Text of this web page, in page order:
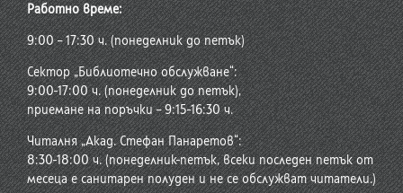
Работно време:
9:00 – 17:30 ч. (понеделник до петък)
Сектор „Библиотечно обслужване“:
9:00-17:00 ч. (понеделник до петък),
приемане на поръчки – 9:15-16:30 ч.
Читалня „Акад. Стефан Панаретов“:
8:30-18:00 ч. (понеделник-петък, всеки последен петък от
месеца е санитарен полуден и не се обслужват читатели.)